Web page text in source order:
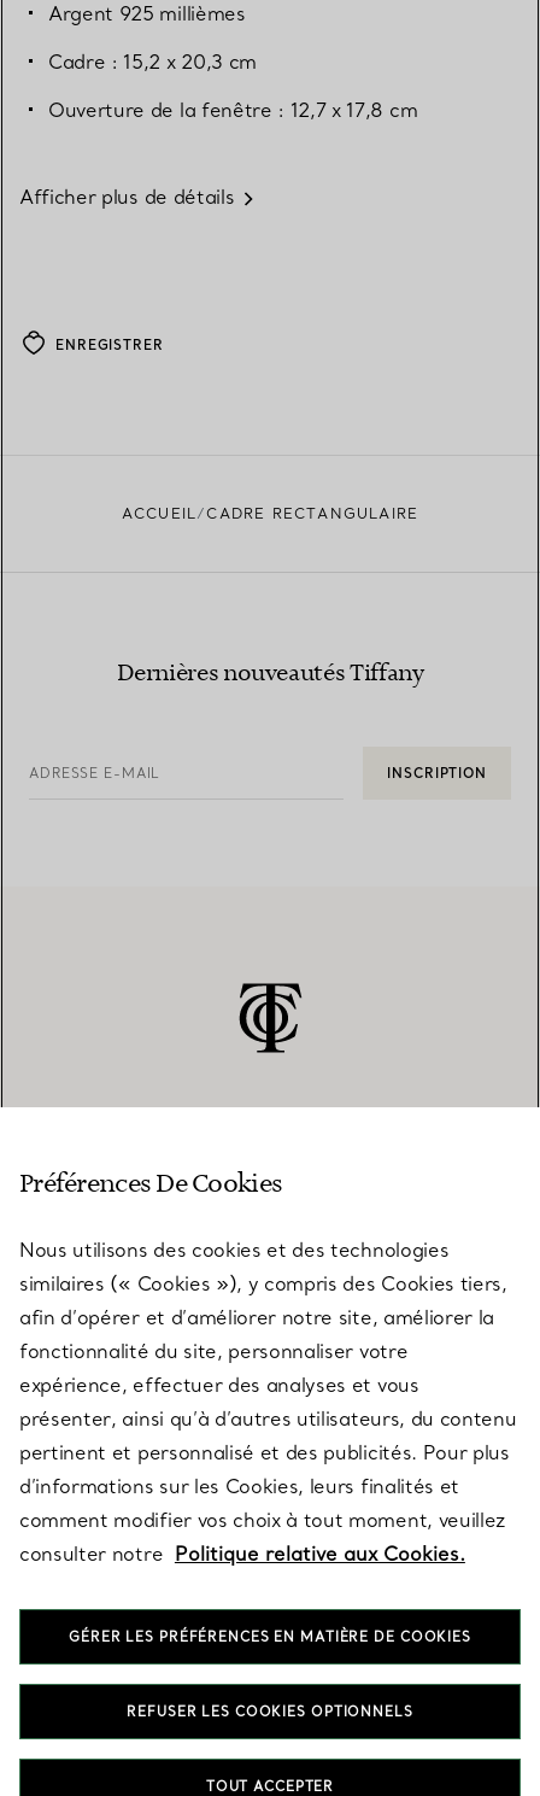
Argent 925 millièmes
Cadre : 15,2 x 20,3 cm
Ouverture de la fenêtre : 12,7 x 17,8 cm
Afficher plus de détails
ENREGISTRER
ACCUEIL CADRE RECTANGULAIRE
Dernières nouveautés Tiffany
ADRESSE E-MAIL INSCRIPTION
SERVICES
À PROPOS
QUESTIONS LÉGALES
SUIVEZ-NOUS
T&Co. 2026
Préférences De Cookies
Nous utilisons des cookies et des technologies
similaires (« Cookies »), y compris des Cookies tiers,
afin d’opérer et d’améliorer notre site, améliorer la
fonctionnalité du site, personnaliser votre
expérience, effectuer des analyses et vous
présenter, ainsi qu’à d’autres utilisateurs, du contenu
pertinent et personnalisé et des publicités. Pour plus
d’informations sur les Cookies, leurs finalités et
comment modifier vos choix à tout moment, veuillez
consulter notre Politique relative aux Cookies.
GÉRER LES PRÉFÉRENCES EN MATIÈRE DE COOKIES
REFUSER LES COOKIES OPTIONNELS
TOUT ACCEPTER